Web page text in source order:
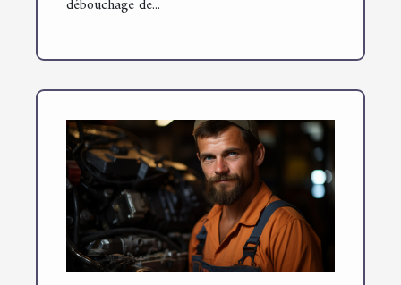
débouchage de...